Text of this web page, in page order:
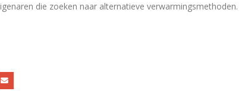
die zoeken naar alternatieve verwarmingsmethoden.